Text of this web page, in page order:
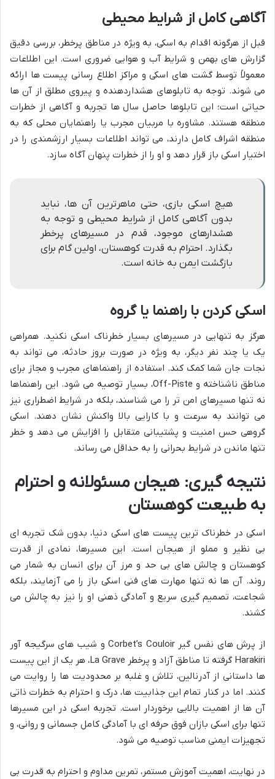
آگاهی کامل از شرایط محیطی
قبل از هرگونه اقدام به اسکی، به ویژه در مناطق پرخطر، بررسی دقیق
گزارش های بهمن و شرایط آب و هوایی ضروری است. این اطلاعات
معمولاً توسط گشت های اسکی و مراکز اطلاع رسانی پیست ها ارائه
می شوند. توجه به تابلوهای هشداردهنده و پیروی مطلق از آن ها
حیاتی است؛ این تابلوها حاصل سال ها تجربه و آگاهی از خطرات
منطقه هستند. مشاوره با مربیان مجرب یا راهنمایان محلی که به
منطقه اشراف کامل دارند، می تواند اطلاعات بسیار ارزشمندی را در
اختیار اسکی باز قرار دهد و او را از خطرات پنهان آگاه سازد.
هیچ اسکی بازی، حتی ماهرترین آن ها، نباید
بدون آگاهی کامل از شرایط محیطی و توجه به
هشدارهای موجود، قدم در مسیرهای پرخطر
بگذارد. احترام به قدرت کوهستان، اولین گام برای
بازگشت ایمن به خانه است.
اسکی کردن با راهنما یا گروه
هرگز به تنهایی در مسیرهای بسیار خطرناک اسکی نکنید. همراهی
یک یا چند نفر دیگر، به ویژه در صورت بروز حادثه، می تواند به
نجات جان شما کمک کند. استفاده از راهنماهای مجرب و مجاز برای
مناطق ناشناخته و Off-Piste، بسیار توصیه می شود. این راهنماها
نه تنها مسیرهای امن تر را می شناسند، بلکه در شرایط اضطراری نیز
می توانند به سرعت و با کارایی بالا واکنش نشان دهند. اسکی
گروهی حس امنیت و پشتیبانی متقابل را افزایش می دهد و خطر
تنها ماندن در شرایط بحرانی را به حداقل می رساند.
نتیجه گیری: هیجان مسئولانه و احترام
به طبیعت کوهستان
اسکی در خطرناک ترین پیست های اسکی دنیا، بدون شک تجربه ای
بی نظیر و مملو از هیجان است. این مسیرها، نمادی از قدرت
کوهستان و چالش های بی حد و مرز آن برای انسان به شمار می
روند. آن ها نه تنها مهارت های فنی اسکی باز را می آزمایند، بلکه
شجاعت، تصمیم گیری سریع و آمادگی ذهنی او را نیز به چالش می
کشند.
از پرش های نفس گیر Corbet’s Couloir و شیب های سرگیجه آور
Harakiri گرفته تا مناطق آزاد و پرخطر La Grave، هر یک از این پیست
ها داستانی از آدرنالین، تلاش و غلبه بر محدودیت ها را روایت می
کنند. اما در کنار تمام این جذابیت ها، درک و احترام به خطرات ذاتی
آن ها از اهمیت بالایی برخوردار است. تجربه اسکی در این مسیرها
تنها برای اسکی بازان فوق حرفه ای با آمادگی کامل جسمانی و روانی، و
تجهیزات ایمنی مناسب توصیه می شود.
در نهایت، اهمیت آموزش مستمر، تمرین مداوم و احترام به قدرت بی